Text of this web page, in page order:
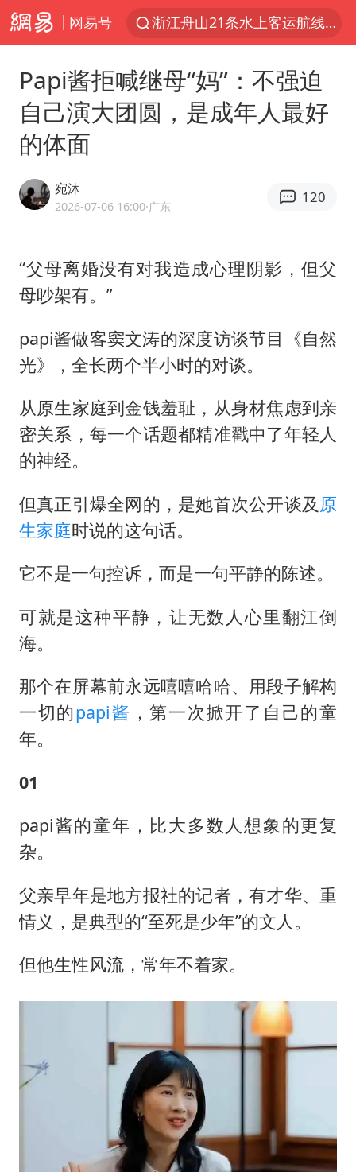
网易号
浙江舟山21条水上客运航线停航
因凡蒂诺首次公开道歉
儿子举报父亲伪造证件为私生子落户
“梅姨”准确年龄仍未知
41岁女子为鼓励女儿考上985研究生
李嫣近照曝光
曝侯明昊违反交规被约谈
李亚鹏向地铁吐血女孩捐99999元
中国经济展现强大韧性和活力
Papi酱拒喊继母“妈”：不强迫
自己演大团圆，是成年人最好
的体面
宛沐
2026-07-06 16:00·广东
120
“父母离婚没有对我造成心理阴影，但父
母吵架有。”
papi酱做客窦文涛的深度访谈节目《自然
光》，全长两个半小时的对谈。
从原生家庭到金钱羞耻，从身材焦虑到亲
密关系，每一个话题都精准戳中了年轻人
的神经。
但真正引爆全网的，是她首次公开谈及 原
生家庭时说的这句话。
它不是一句控诉，而是一句平静的陈述。
可就是这种平静，让无数人心里翻江倒
海。
那个在屏幕前永远嘻嘻哈哈、用段子解构
一切的papi酱 ，第一次掀开了自己的童
年。
01
papi酱的童年，比大多数人想象的更复
杂。
父亲早年是地方报社的记者，有才华、重
情义，是典型的“至死是少年”的文人。
但他生性风流，常年不着家。